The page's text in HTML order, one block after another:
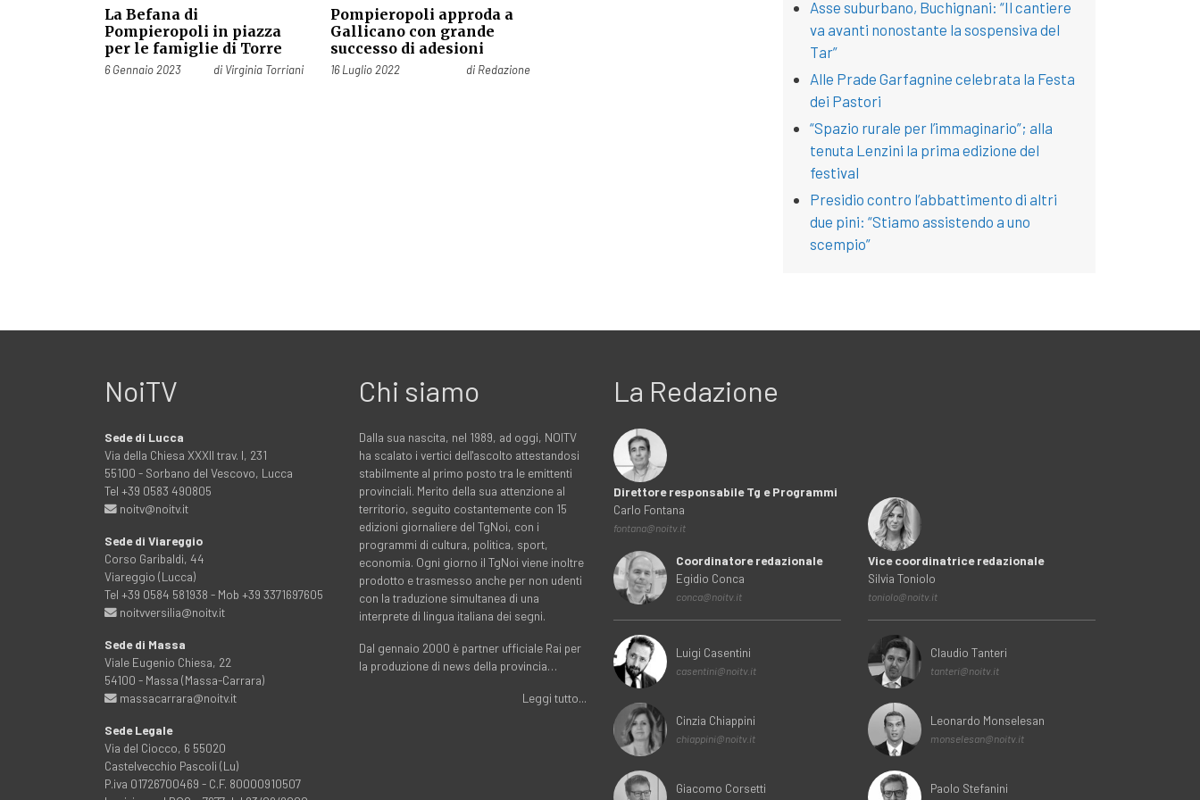
La Befana di
Pompieropoli in piazza
per le famiglie di Torre
Pubblicato il
6 Gennaio 2023 di Virginia Torriani
Pompieropoli approda a
Gallicano con grande
successo di adesioni
Pubblicato il
16 Luglio 2022 di Redazione
Asse suburbano, Buchignani: “Il cantiere
va avanti nonostante la sospensiva del
Tar”
Alle Prade Garfagnine celebrata la Festa
dei Pastori
“Spazio rurale per l’immaginario”; alla
tenuta Lenzini la prima edizione del
festival
Presidio contro l’abbattimento di altri
due pini: “Stiamo assistendo a uno
scempio”
NoiTV
Sede di Lucca
Via della Chiesa XXXII trav. I, 231
55100 - Sorbano del Vescovo, Lucca
Tel +39 0583 490805
noitv@noitv.it
Sede di Viareggio
Corso Garibaldi, 44
Viareggio (Lucca)
Tel +39 0584 581938 - Mob +39 3371697605
noitvversilia@noitv.it
Sede di Massa
Viale Eugenio Chiesa, 22
54100 - Massa (Massa-Carrara)
massacarrara@noitv.it
Sede Legale
Via del Ciocco, 6 55020
Castelvecchio Pascoli (Lu)
P.iva 01726700469 - C.F. 80000910507
Chi siamo
Dalla sua nascita, nel 1989, ad oggi, NOITV
ha scalato i vertici dell'ascolto attestandosi
stabilmente al primo posto tra le emittenti
provinciali. Merito della sua attenzione al
territorio, seguito costantemente con 15
edizioni giornaliere del TgNoi, con i
programmi di cultura, politica, sport,
economia. Ogni giorno il TgNoi viene inoltre
prodotto e trasmesso anche per non udenti
con la traduzione simultanea di una
interprete di lingua italiana dei segni.
Dal gennaio 2000 è partner ufficiale Rai per
la produzione di news della provincia…
Leggi tutto...
La Redazione
Direttore responsabile Tg e Programmi
Carlo Fontana
fontana@noitv.it
Coordinatore redazionale
Egidio Conca
conca@noitv.it
Luigi Casentini
casentini@noitv.it
Cinzia Chiappini
chiappini@noitv.it
Giacomo Corsetti
Vice coordinatrice redazionale
Silvia Toniolo
toniolo@noitv.it
Claudio Tanteri
tanteri@noitv.it
Leonardo Monselesan
monselesan@noitv.it
Paolo Stefanini